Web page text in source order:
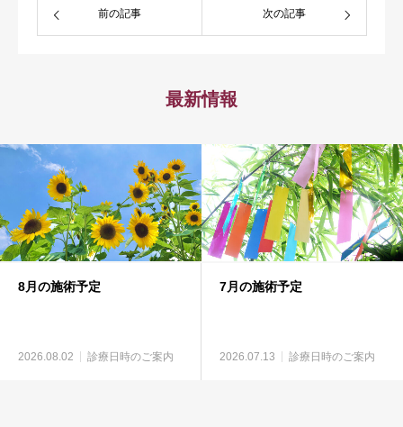
前の記事 次の記事
最新情報
8月の施術予定
2026.08.02 診療日時のご案内
7月の施術予定
2026.07.13 診療日時のご案内